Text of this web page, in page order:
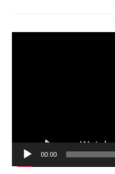
00:00